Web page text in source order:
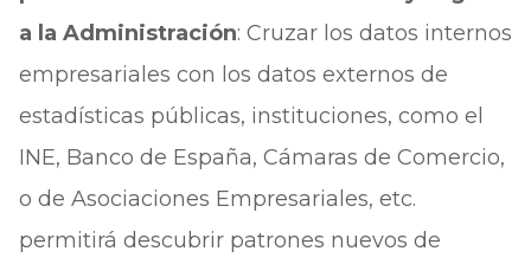
a la Administración: Cruzar los datos internos
empresariales con los datos externos de
estadísticas públicas, instituciones, como el
INE, Banco de España, Cámaras de Comercio,
o de Asociaciones Empresariales, etc.
permitirá descubrir patrones nuevos de